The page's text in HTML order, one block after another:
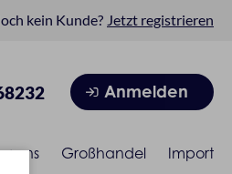
kein Kunde? Jetzt registrieren
Anmelden
uns Großhandel Import